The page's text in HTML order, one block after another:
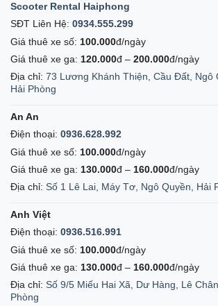
Scooter Rental Haiphong
SĐT Liên Hệ: 0934.555.299
Giá thuê xe số: 100.000đ/ngày
Giá thuê xe ga: 120.000đ – 200.000đ/ngày
Địa chỉ: 73 Lương Khánh Thiện, Cầu Đất, Ngô
Hải Phòng
An An
Điện thoại: 0936.628.992
Giá thuê xe số: 100.000đ/ngày
Giá thuê xe ga: 130.000đ – 160.000đ/ngày
Địa chỉ: Số 1 Lê Lai, Máy Tơ, Ngô Quyền, Hải
Anh Việt
Điện thoại: 0936.516.991
Giá thuê xe số: 100.000đ/ngày
Giá thuê xe ga: 130.000đ – 160.000đ/ngày
Địa chỉ: Số 9/5 Miếu Hai Xã, Dư Hàng, Lê
Phòng